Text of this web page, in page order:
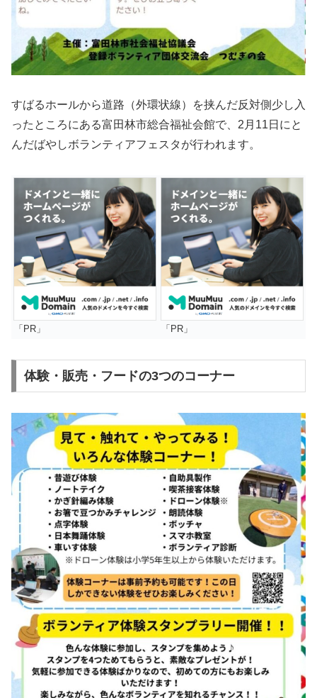
すばるホールから道路（外環状線）を挟んだ反対側少し入
ったところにある富田林市総合福祉会館で、2月11日にと
んだばやしボランティアフェスタが行われます。
「PR」 「PR」
体験・販売・フードの3つのコーナー